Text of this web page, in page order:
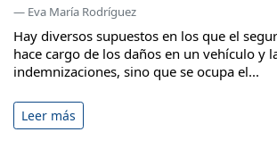
— Eva María Rodríguez
Hay diversos supuestos en los que el
hace cargo de los daños en un vehículo y
indemnizaciones, sino que se ocupa el...
Leer más